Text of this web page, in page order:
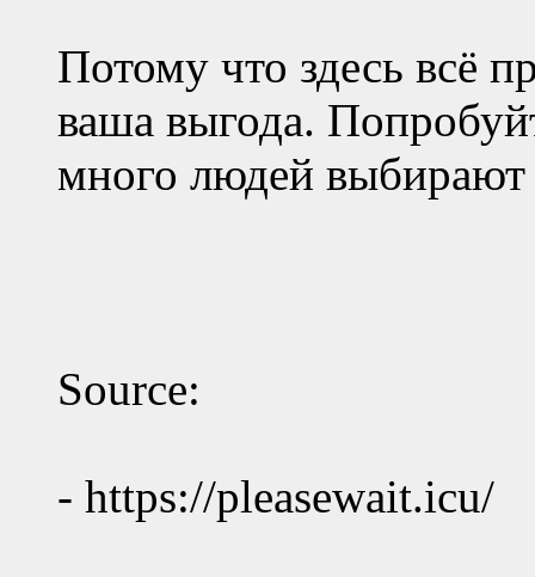
Потому что здесь всё
ваша выгода.
много людей
Source:
- https://pleasewait.icu/